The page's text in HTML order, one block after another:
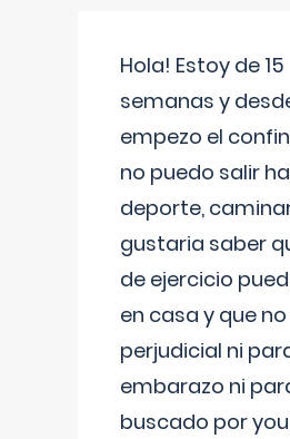
Hola! Estoy de 15
semanas y
empezo el
no puedo salir
deporte,
gustaria saber
de ejercicio
en casa y que
perjudicial ni
embarazo ni
buscado por